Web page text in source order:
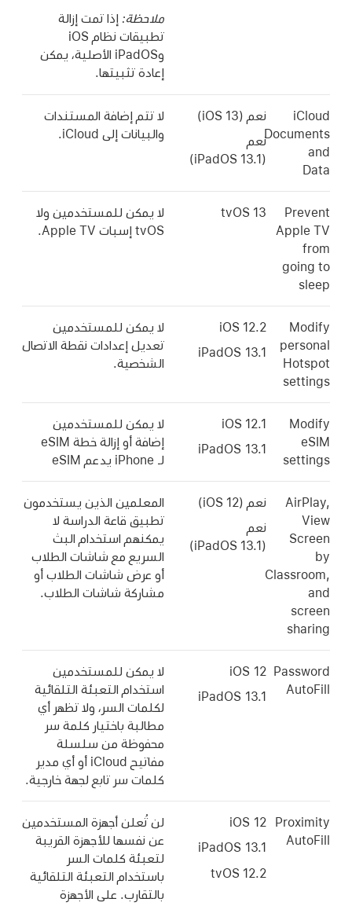
ملاحظة:
إذا تمت إزالة
تطبيقات نظام iOS
وiPadOS الأصلية، يمكن
إعادة تثبيتها.
iCloud
Documents
and
Data
نعم (iOS 13
)
نعم
(
iPadOS 13.1)
لا تتم إضافة المستندات
والبيانات إلى iCloud.
Prevent
Apple TV
from
going to
sleep
tvOS 13
لا يمكن للمستخدمين ولا
tvOS إسبات
Apple TV
Modify
personal
Hotspot
settings
iOS 12.2
iPadOS 13.1
لا يمكن للمستخدمين
تعديل إعدادات نقطة الاتصال
الشخصية.
Modify
eSIM
settings
iOS 12.1
iPadOS 13.1
لا يمكن للمستخدمين
إضافة أو إزالة خطة eSIM
AirPlay,
View
Screen
by
Classroom,
and
screen
sharing
نعم (iOS 12
)
نعم
(
iPadOS 13.1)
المعلمين الذين يستخدمون
تطبيق قاعة الدراسة لا
يمكنهم استخدام البث
السريع مع شاشات الطلاب
أو عرض شاشات الطلاب أو
مشاركة شاشات الطلاب.
Password
AutoFill
iOS 12
iPadOS 13.1
لا يمكن للمستخدمين
استخدام التعبئة التلقائية
لكلمات السر، ولا تظهر أي
مطالبة باختيار كلمة سر
محفوظة من سلسلة
مفاتيح iCloud أو أي مدير
كلمات سر تابع لجهة خارجية.
Proximity
AutoFill
iOS 12
iPadOS 13.1
tvOS 12.2
لن تُعلن أجهزة المستخدمين
عن نفسها للأجهزة القريبة
لتعبئة كلمات السر
باستخدام التعبئة التلقائية
بالتقارب. على الأجهزة